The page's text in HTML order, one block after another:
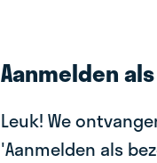
Aanmelden
Leuk! We
'Aanmelden als